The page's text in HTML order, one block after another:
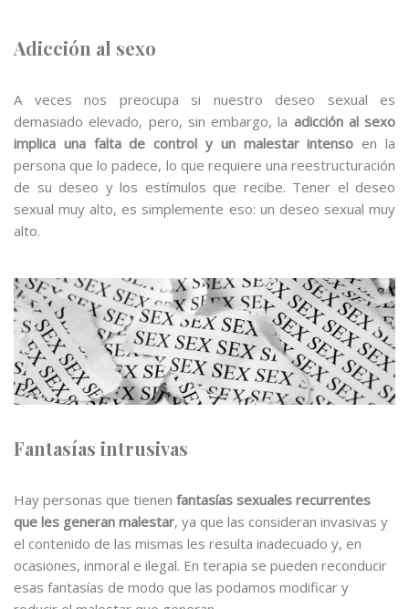
Adicción al sexo
A veces nos preocupa si nuestro deseo sexual es
demasiado elevado, pero, sin embargo, la adicción al sexo
implica una falta de control y un malestar intenso en la
persona que lo padece, lo que requiere una reestructuración
de su deseo y los estímulos que recibe. Tener el deseo
sexual muy alto, es simplemente eso: un deseo sexual muy
alto.
Fantasías intrusivas
Hay personas que tienen fantasías sexuales recurrentes
que les generan malestar, ya que las consideran invasivas y
el contenido de las mismas les resulta inadecuado y, en
ocasiones, inmoral e ilegal. En terapia se pueden reconducir
esas fantasías de modo que las podamos modificar y